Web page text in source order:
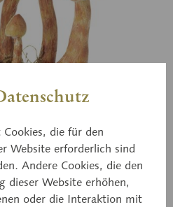
die für den
Website erforderlich sind
Andere Cookies, die den
dieser Website erhöhen,
oder die Interaktion mit